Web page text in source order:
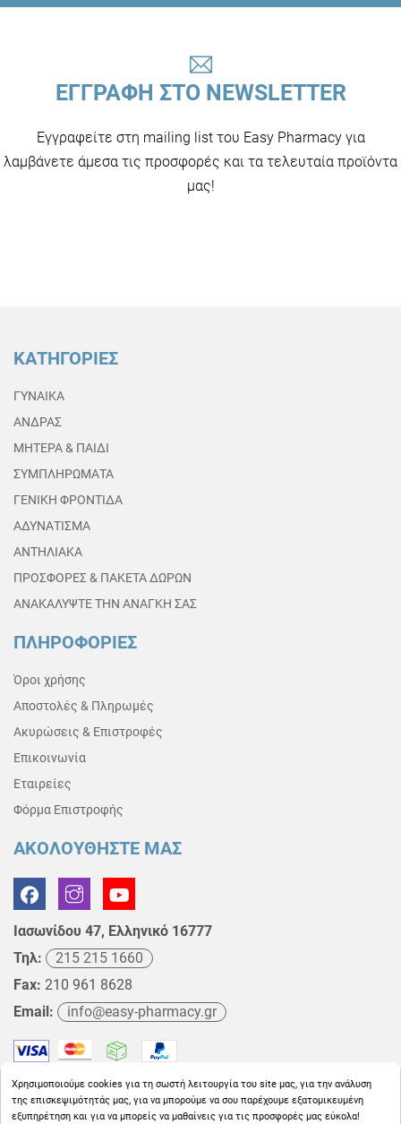
ΕΓΓΡΑΦΗ ΣΤΟ NEWSLETTER
Εγγραφείτε στη mailing list του Easy Pharmacy για
λαμβάνετε άμεσα τις προσφορές και τα τελευταία προϊόντα
μας!
ΚΑΤΗΓΟΡΙΕΣ
ΓΥΝΑΙΚΑ
ΑΝΔΡΑΣ
ΜΗΤΕΡΑ & ΠΑΙΔΙ
ΣΥΜΠΛΗΡΩΜΑΤΑ
ΓΕΝΙΚΗ ΦΡΟΝΤΙΔΑ
ΑΔΥΝΑΤΙΣΜΑ
ΑΝΤΗΛΙΑΚΑ
ΠΡΟΣΦΟΡΕΣ & ΠΑΚΕΤΑ ΔΩΡΩΝ
ΑΝΑΚΑΛΥΨΤΕ ΤΗΝ ΑΝΑΓΚΗ ΣΑΣ
ΠΛΗΡΟΦΟΡΙΕΣ
Όροι χρήσης
Αποστολές & Πληρωμές
Ακυρώσεις & Επιστροφές
Επικοινωνία
Εταιρείες
Φόρμα Επιστροφής
ΑΚΟΛΟΥΘΗΣΤΕ ΜΑΣ
Ιασωνίδου 47, Ελληνικό 16777
Τηλ:
215 215 1660
Fax: 210 961 8628
Email:
info@easy-pharmacy.gr
Χρησιμοποιούμε cookies για τη σωστή λειτουργία του site μας, για την ανάλυση
της επισκεψιμότητάς μας, για να μπορούμε να σου παρέχουμε εξατομικευμένη
εξυπηρέτηση και για να μπορείς να μαθαίνεις για τις προσφορές μας εύκολα!